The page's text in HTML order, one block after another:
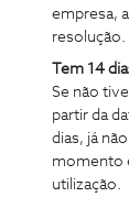
empresa,
resolução.
Tem 14
Se não
partir da
dias, já
momento
utilização.